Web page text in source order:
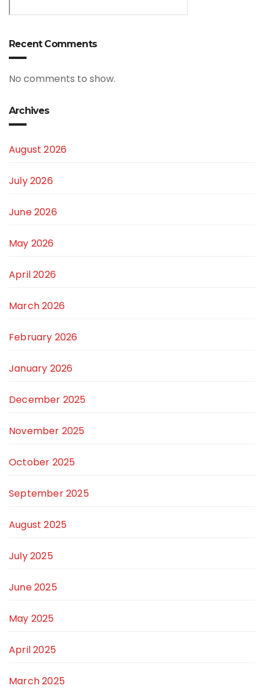
Recent Comments
No comments to show.
Archives
August 2026
July 2026
June 2026
May 2026
April 2026
March 2026
February 2026
January 2026
December 2025
November 2025
October 2025
September 2025
August 2025
July 2025
June 2025
May 2025
April 2025
March 2025